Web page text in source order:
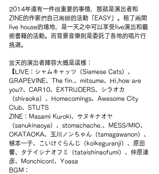
2014年還有一件很重要的事情，那就是演出者和
ZINE的作家們自己籌辦的活動「EASY」。租了兩間
live house的場地，是一天之中可以享受live演出和藝
術書籍的活動。而背景音樂則是委託了各地的唱片行
挑選。
當天的演出者陣容大概是這樣：
【LIVE：シャムキャッツ（Siamese Cats）、
GRAPEVINE、The fin.、mitsume、Hi,how are
you?、CAR10、EXTRUDERS、シラオカ
（shiraoka）、Homecomings、Awesome City
Club、STUTS
ZINE：Masami Kuroki、サヌキナオヤ
（sanukinaoya）、stomachache.、MESS/MIO、
OKATAOKA、玉川ノンちゃん（tamagawanon）、
植本一子、こいけぐらんじ（koikeguranji）、原田
響、タテイシナオフミ（tateishinaofumi）、仲原達
彦、Monchicon!、Yoasa
BGM：